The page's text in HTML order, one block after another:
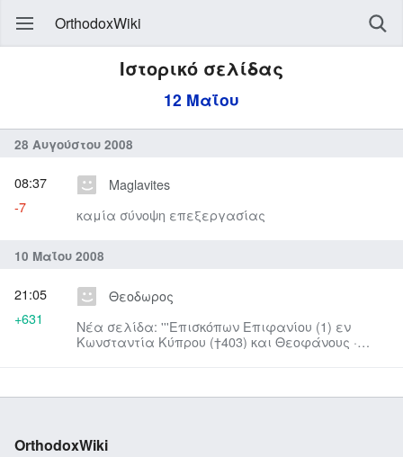
OrthodoxWiki
Ιστορικό σελίδας
12 Μαΐου
28 Αυγούστου 2008
Maglavites
καμία σύνοψη επεξεργασίας
08:37
-7
10 Μαΐου 2008
Θεοδωρος
Νέα σελίδα: '''Επισκόπων Επιφανίου (1) εν
Κωνσταντία Κύπρου (†403) και Θεοφάνους ·
21:05
+631
OrthodoxWiki